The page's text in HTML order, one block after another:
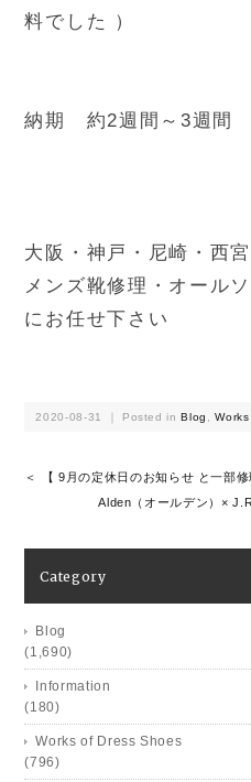
料でした ）
納期 約2週間～3週間
大阪・神戸・尼崎・西
メンズ靴修理・オール
にお任せ下さい
2020-08-31 ｜ Posted inBlog ,
＜ 【 9月の定休日のお知らせ と一部
Alden（オールデン）×
Category
Blog
(1,690)
Information
(180)
Works of Dress Shoes
(796)